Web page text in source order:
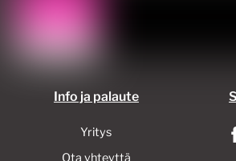
Info ja palaute
Yritys
Ota yhteyttä